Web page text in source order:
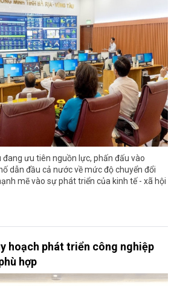
đang ưu tiên nguồn lực, phấn đấu vào
dẫn đầu cả nước về mức độ chuyển đổi
mẽ vào sự phát triển của kinh tế - xã hội
hoạch phát triển công nghiệp
hợp